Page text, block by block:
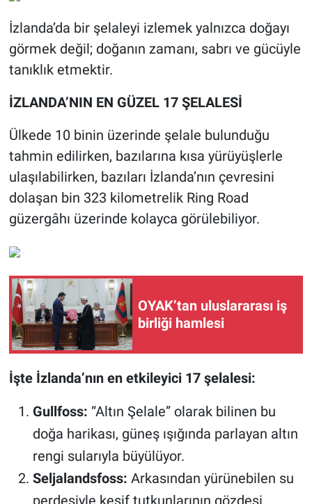
İzlanda’da bir şelaleyi izlemek yalnızca doğayı
görmek değil; doğanın zamanı, sabrı ve gücüyle
tanıklık etmektir.
İZLANDA’NIN EN GÜZEL 17 ŞELALESİ
Ülkede 10 binin üzerinde şelale bulunduğu
tahmin edilirken, bazılarına kısa yürüyüşlerle
ulaşılabilirken, bazıları İzlanda’nın çevresini
dolaşan bin 323 kilometrelik Ring Road
güzergâhı üzerinde kolayca görülebiliyor.
OYAK’tan uluslararası iş
birliği hamlesi
İşte İzlanda’nın en etkileyici 17 şelalesi:
Gullfoss: “Altın Şelale” olarak bilinen bu
doğa harikası, güneş ışığında parlayan altın
rengi sularıyla büyülüyor.
Seljalandsfoss: Arkasından yürünebilen su
perdesiyle keşif tutkunlarının gözdesi.